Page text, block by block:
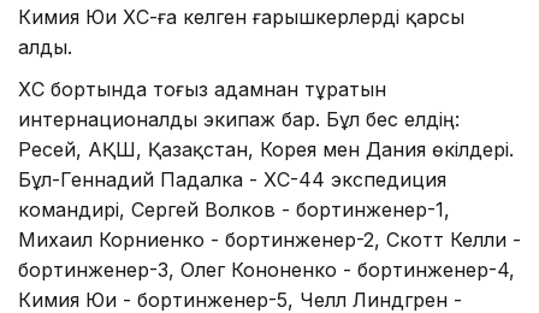
Кимия Юи ХҒС-ға келген ғарышкерлерді қарсы
алды.
ХҒС бортында тоғыз адамнан тұратын
интернационалды экипаж бар. Бұл бес елдің:
Ресей, АҚШ, Қазақстан, Корея мен Дания өкілдері.
Бұл-Геннадий Падалка - ХҒС-44 экспедиция
командирі, Сергей Волков - бортинженер-1,
Михаил Корниенко - бортинженер-2, Скотт Келли -
бортинженер-3, Олег Кононенко - бортинженер-4,
Кимия Юи - бортинженер-5, Челл Линдгрен -